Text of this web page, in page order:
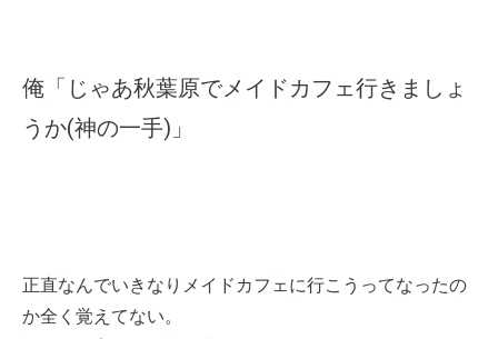
俺「じゃあ秋葉原でメイドカフェ行きましょ
うか(神の一手)」
正直なんでいきなりメイドカフェに行こうってなったの
か全く覚えてない。